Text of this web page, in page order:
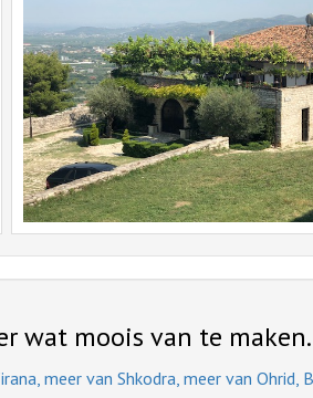
wat moois van te maken.
meer van Shkodra, meer van Ohrid,